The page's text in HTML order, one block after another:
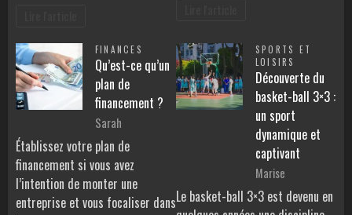
FINANCES
Qu’est-ce qu’un
plan de
financement ?
Sarah
Établissez votre plan de
financement si vous avez
l’intention de monter une
entreprise et vous focaliser dans
SPORTS ET
LOISIRS
Découverte du
basket-ball 3×3 :
un sport
dynamique et
captivant
Marise
Le basket-ball 3×3 est devenu en